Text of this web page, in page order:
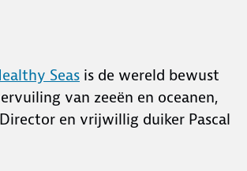
Seas is de wereld bewust
van zeeën en oceanen,
en vrijwillig duiker Pascal